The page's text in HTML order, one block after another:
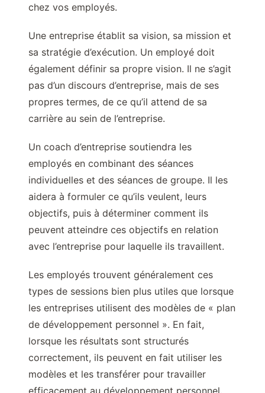
chez vos employés.
Une entreprise établit sa vision, sa mission et
sa stratégie d’exécution. Un employé doit
également définir sa propre vision. Il ne s’agit
pas d’un discours d’entreprise, mais de ses
propres termes, de ce qu’il attend de sa
carrière au sein de l’entreprise.
Un coach d’entreprise soutiendra les
employés en combinant des séances
individuelles et des séances de groupe. Il les
aidera à formuler ce qu’ils veulent, leurs
objectifs, puis à déterminer comment ils
peuvent atteindre ces objectifs en relation
avec l’entreprise pour laquelle ils travaillent.
Les employés trouvent généralement ces
types de sessions bien plus utiles que lorsque
les entreprises utilisent des modèles de « plan
de développement personnel ». En fait,
lorsque les résultats sont structurés
correctement, ils peuvent en fait utiliser les
modèles et les transférer pour travailler
efficacement au développement personnel.